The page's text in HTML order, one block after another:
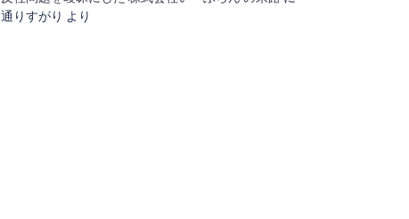
通りすがり より